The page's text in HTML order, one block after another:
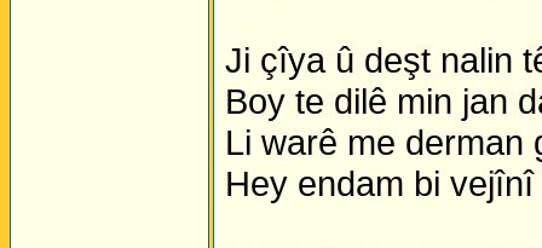
Ji çîya û deşt nalin
Boy te dilê min jan
Li warê me derman
Hey endam bi